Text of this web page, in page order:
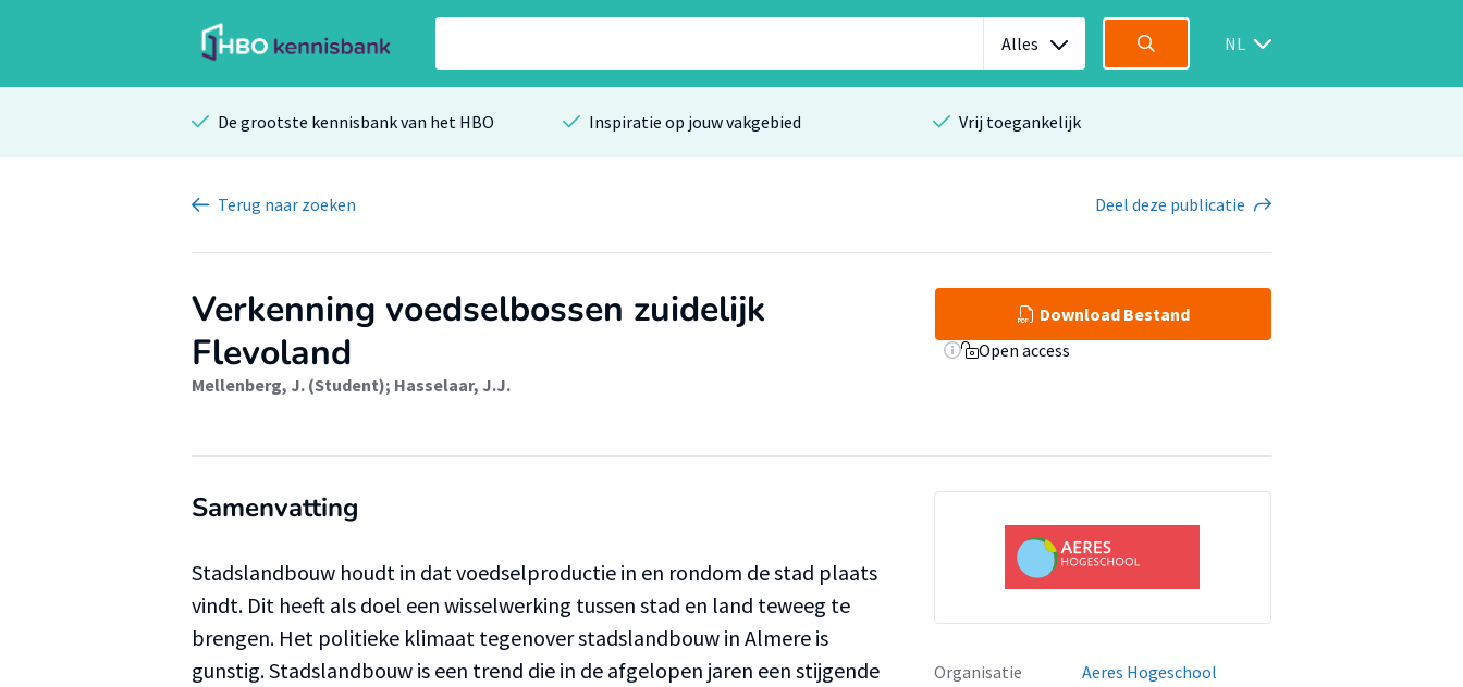
Alles NL
De grootste kennisbank van het HBO Inspiratie op jouw vakgebied Vrij toegankelijk
Terug naar zoeken Deel deze publicatie
Verkenning voedselbossen zuidelijk
Flevoland
Mellenberg, J. (Student); Hasselaar, J.J.
Download Bestand
Open access
Samenvatting
Stadslandbouw houdt in dat voedselproductie in en rondom de stad plaats
vindt. Dit heeft als doel een wisselwerking tussen stad en land teweeg te
brengen. Het politieke klimaat tegenover stadslandbouw in Almere is
gunstig. Stadslandbouw is een trend die in de afgelopen jaren een stijgende
Organisatie
Aeres Hogeschool